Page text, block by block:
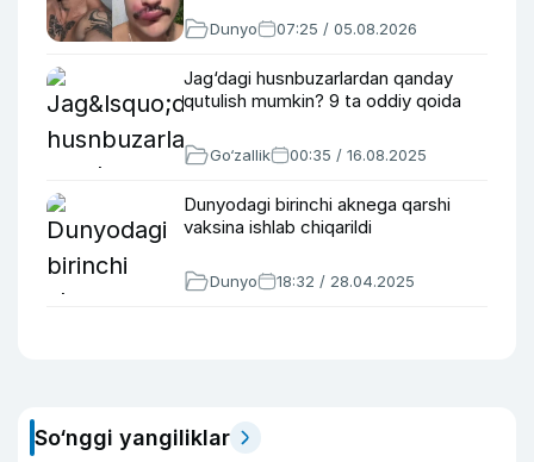
Dunyo 07:25 / 05.08.2026
Jag‘dagi husnbuzarlardan qanday
qutulish mumkin? 9 ta oddiy qoida
Go‘zallik 00:35 / 16.08.2025
Dunyodagi birinchi aknega qarshi
vaksina ishlab chiqarildi
Dunyo 18:32 / 28.04.2025
So‘nggi yangiliklar